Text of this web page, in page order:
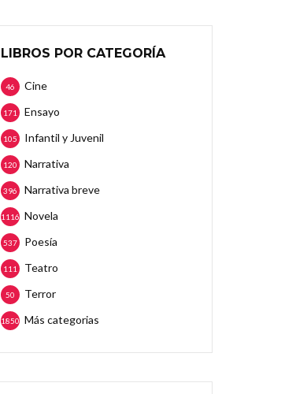
LIBROS POR CATEGORÍA
Cine
46
Ensayo
171
Infantil y Juvenil
105
Narrativa
120
Narrativa breve
396
Novela
1116
Poesía
537
Teatro
111
Terror
50
Más categorias
1850